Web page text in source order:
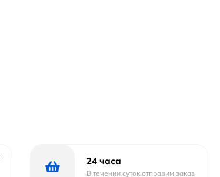
24 часа
В течении суток отправим заказ